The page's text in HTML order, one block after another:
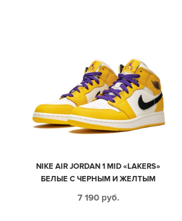
NIKE AIR JORDAN 1 MID «LAKERS»
БЕЛЫЕ С ЧЕРНЫМ И ЖЕЛТЫМ
7 190 руб.